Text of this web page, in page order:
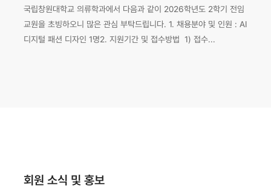
국립창원대학교 의류학과에서 다음과 같이 2026학년도 2학기 전임
교원을 초빙하오니 많은 관심 부탁드립니다. 1. 채용분야 및 인원 : AI
디지털 패션 디자인 1명2. 지원기간 및 접수방법 1) 접수...
회원 소식 및 홍보